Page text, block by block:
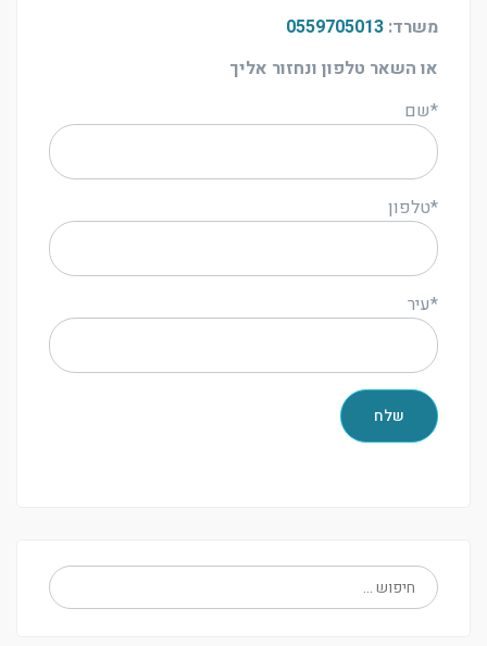
משרד: 0559705013
או השאר טלפון ונחזור אליך
*שם
*טלפון
*עיר